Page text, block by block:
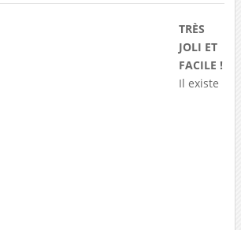
TRÈS
JOLI ET
FACILE !
Il existe